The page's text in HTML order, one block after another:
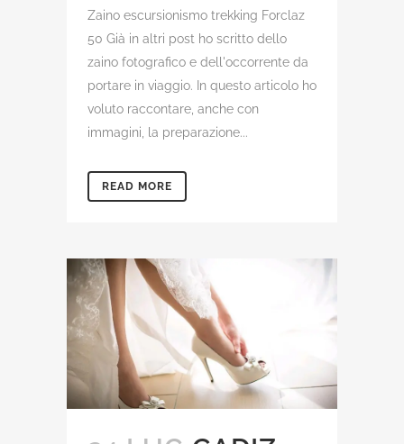
Zaino escursionismo trekking Forclaz
50 Già in altri post ho scritto dello
zaino fotografico e dell'occorrente da
portare in viaggio. In questo articolo ho
voluto raccontare, anche con
immagini, la preparazione...
READ MORE